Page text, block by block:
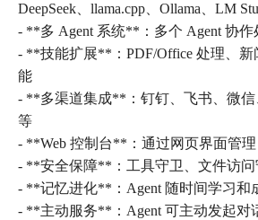
DeepSeek、llama.cpp、Ollama、LM
- **多 Agent 系统**：多个 Agent 协作
- **技能扩展**：PDF/Office 处理、
能
- **多渠道集成**：钉钉、飞书、微信
等
- **Web 控制台**：通过网页界面管
- **安全保障**：工具守卫、文件访问
- **记忆进化**：Agent 随时间学习和
- **主动服务**：Agent 可主动发起对